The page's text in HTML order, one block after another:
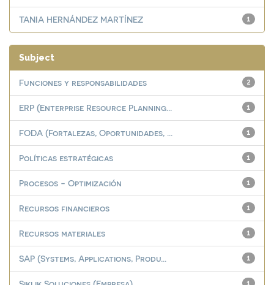
1
TANIA HERNÁNDEZ MARTÍNEZ
Subject
2
Funciones y responsabilidades
1
ERP (Enterprise Resource Planning...
1
FODA (Fortalezas, Oportunidades, ...
1
Políticas estratégicas
1
Procesos - Optimización
1
Recursos financieros
1
Recursos materiales
1
SAP (Systems, Applications, Produ...
1